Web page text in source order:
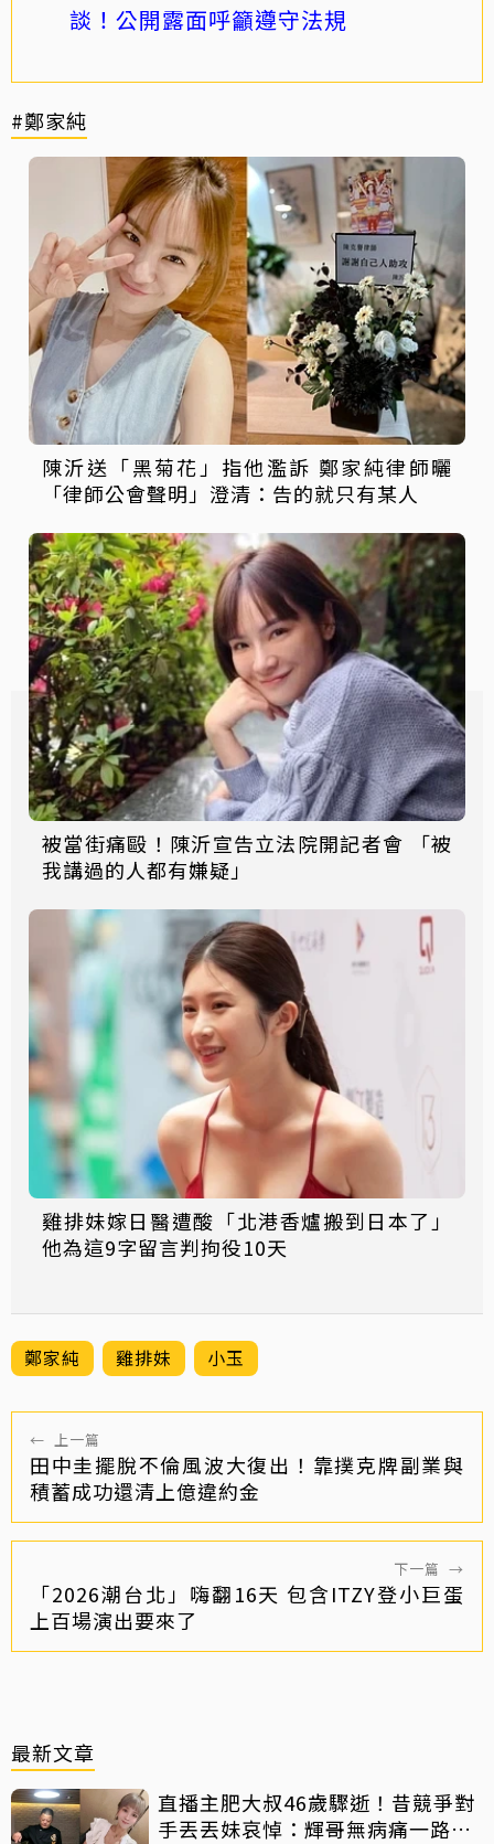
談！公開露面呼籲遵守法規
#鄭家純
陳沂送「黑菊花」指他濫訴 鄭家純律師曬
「律師公會聲明」澄清：告的就只有某人
被當街痛毆！陳沂宣告立法院開記者會 「被
我講過的人都有嫌疑」
雞排妹嫁日醫遭酸「北港香爐搬到日本了」
他為這9字留言判拘役10天
鄭家純 雞排妹 小玉
← 上一篇
田中圭擺脫不倫風波大復出！靠撲克牌副業與
積蓄成功還清上億違約金
下一篇 →
「2026潮台北」嗨翻16天 包含ITZY登小巨蛋
上百場演出要來了
最新文章
直播主肥大叔46歲驟逝！昔競爭對
手丟丟妹哀悼：輝哥無病痛一路好